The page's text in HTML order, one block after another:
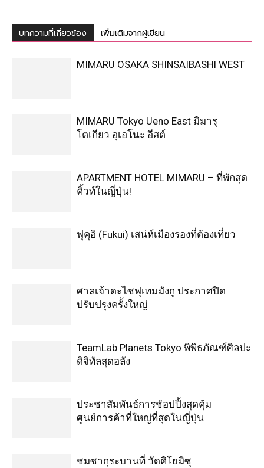
บทความที่เกี่ยวข้อง เพิ่มเติมจากผู้เขียน
MIMARU OSAKA SHINSAIBASHI WEST
MIMARU Tokyo Ueno East มิมารุ
โตเกียว อุเอโนะ อีสต์
APARTMENT HOTEL MIMARU – ที่พักสุด
คิ้วท์ในญี่ปุ่น!
ฟุคุอิ (Fukui) เสน่ห์เมืองรองที่ต้องเที่ยว
ศาลเจ้าดะไซฟุเทมมังกู ประกาศปิด
ปรับปรุงครั้งใหญ่
TeamLab Planets Tokyo พิพิธภัณฑ์ศิลปะ
ดิจิทัลสุดอลัง
ประชาสัมพันธ์การช้อปปิ้งสุดคุ้ม
ศูนย์การค้าที่ใหญ่ที่สุดในญี่ปุ่น
ชมซากุระบานที่ วัดคิโยมิซุ